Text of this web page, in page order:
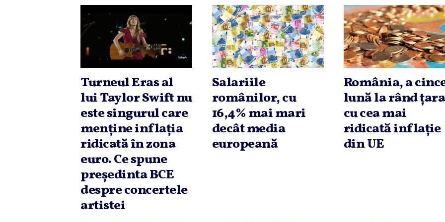
Turneul Eras al
lui Taylor Swift nu
este singurul care
menţine inflaţia
ridicată în zona
euro. Ce spune
preşedinta BCE
despre concertele
artistei
Salariile
românilor, cu
16,4% mai mari
decât media
europeană
România, a
lună la rând ţara
cu cea mai
ridicată inflaţie
din UE